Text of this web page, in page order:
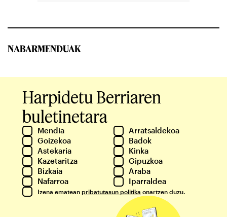
NABARMENDUAK
Harpidetu Berriaren
buletinetara
Mendia
Arratsaldekoa
Goizekoa
Badok
Astekaria
Kinka
Kazetaritza
Gipuzkoa
Bizkaia
Araba
Nafarroa
Iparraldea
Izena ematean pribatutasun politika onartzen duzu.